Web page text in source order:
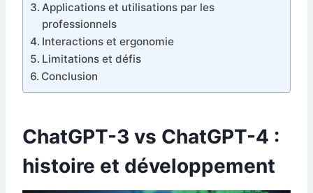
Applications et utilisations par les
professionnels
Interactions et ergonomie
Limitations et défis
Conclusion
ChatGPT-3 vs ChatGPT-4 :
histoire et développement